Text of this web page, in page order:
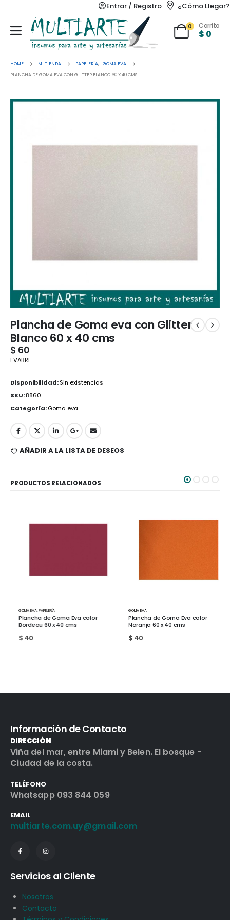
Entrar / Registro ¿Cómo Llegar?
0 Carrito
$ 0
HOME MI TIENDA PAPELERÍA, GOMA EVA
PLANCHA DE GOMA EVA CON GLITTER BLANCO 60 X 40 CMS
Plancha de Goma eva con Glitter
Blanco 60 x 40 cms
$ 60
EVABRI
Disponibilidad:Sin existencias
SKU:8860
Categoría:Goma eva
AÑADIR A LA LISTA DE DESEOS
PRODUCTOS RELACIONADOS
GOMA EVA,PAPELERÍA
Plancha de Goma Eva color
Bordeau 60 x 40 cms
40
GOMA EVA
Plancha de Goma Eva color
Naranja 60 x 40 cms
40
Información de Contacto
DIRECCIÓN
Viña del mar, entre Miami y Belen. El bosque -
Ciudad de la costa.
TELÉFONO
Whatsapp 093 844 059
EMAIL
multiarte.com.uy@gmail.com
Servicios al Cliente
Nosotros
Contacto